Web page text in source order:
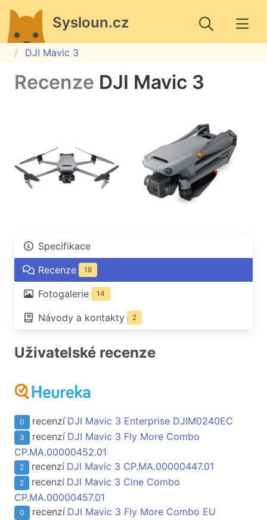
Sysloun.cz
DJI Mavic 3
Recenze DJI Mavic 3
Specifikace
Recenze
18
Fotogalerie 14
Návody a kontakty 2
Uživatelské recenze
0 recenzí DJI Mavic 3 Enterprise DJIM0240EC
3 recenzí DJI Mavic 3 Fly More Combo
CP.MA.00000452.01
2 recenzí DJI Mavic 3 CP.MA.00000447.01
2 recenzí DJI Mavic 3 Cine Combo
CP.MA.00000457.01
0 recenzí DJI Mavic 3 Fly More Combo EU